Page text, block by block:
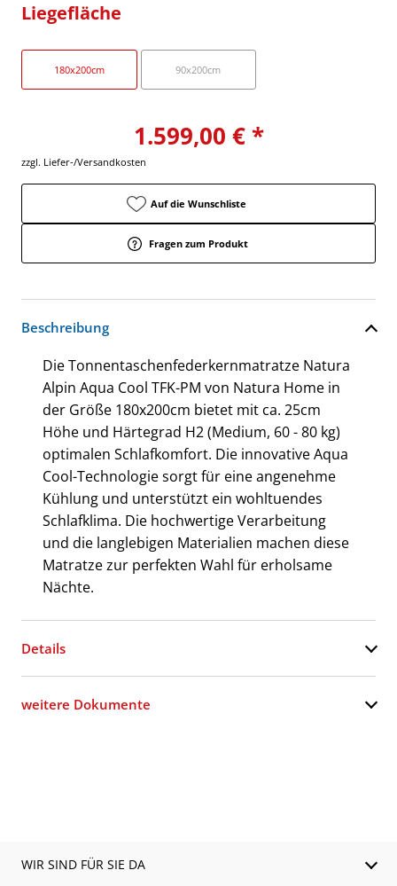
Liegefläche
180x200cm 90x200cm
1.599,00 € *
zzgl. Liefer-/Versandkosten
Auf die Wunschliste
Fragen zum Produkt
Beschreibung
Die Tonnentaschenfederkernmatratze Natura
Alpin Aqua Cool TFK-PM von Natura Home in
der Größe 180x200cm bietet mit ca. 25cm
Höhe und Härtegrad H2 (Medium, 60 - 80 kg)
optimalen Schlafkomfort. Die innovative Aqua
Cool-Technologie sorgt für eine angenehme
Kühlung und unterstützt ein wohltuendes
Schlafklima. Die hochwertige Verarbeitung
und die langlebigen Materialien machen diese
Matratze zur perfekten Wahl für erholsame
Nächte.
Details
weitere Dokumente
WIR SIND FÜR SIE DA